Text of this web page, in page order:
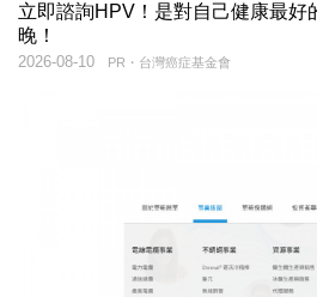
立即諮詢HPV！是對自己健康最好
晚！
PR・台灣癌症基金會
2026-08-10